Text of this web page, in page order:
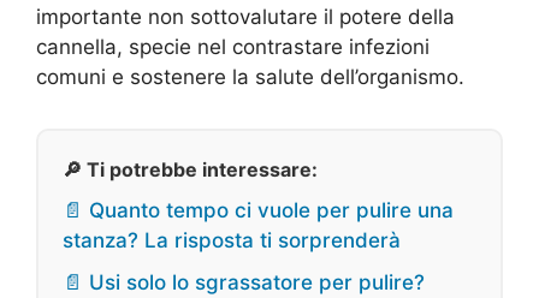
importante non sottovalutare il potere della
cannella, specie nel contrastare infezioni
comuni e sostenere la salute dell’organismo.
🔎 Ti potrebbe interessare:
📄 Quanto tempo ci vuole per pulire una
stanza? La risposta ti sorprenderà
📄 Usi solo lo sgrassatore per pulire?